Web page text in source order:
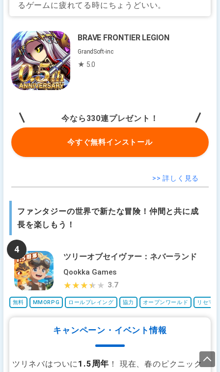
るゲームに疲れてる時にちょうどいい。
BRAVE FRONTIER LEGION
GrandSoft-inc
★ 5.0
今なら330連プレゼント！
今すぐ無料インストール
>> 詳しく見る
ファンタジーの世界で新たな冒険！仲間と共に成
長を楽しもう！
ツリーオブセイヴァー：ネバーランド
4
Qookka Games
無料 MMORPG ロールプレイング 協力 オープンワールド リセマ
3.7
★★★★★
★★★★★
キャンペーン・イベント情報
ツリネバはついに1.5周年 ！ 現在、春のピクニック